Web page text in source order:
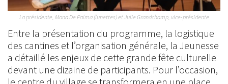
La présidente, Mona De Palma (lunettes) et Julie Grandchamp, vice-présidente
Entre la présentation du programme, la logistique
des cantines et l’organisation générale, la Jeunesse
a détaillé les enjeux de cette grande fête culturelle
devant une dizaine de participants. Pour l’occasion,